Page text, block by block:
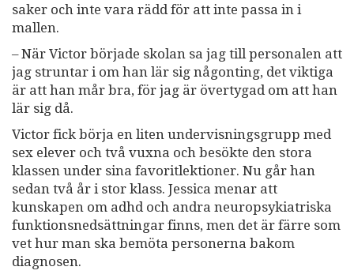
saker och inte vara rädd för att inte passa in i
mallen.
– När Victor började skolan sa jag till personalen att
jag struntar i om han lär sig någonting, det viktiga
är att han mår bra, för jag är övertygad om att han
lär sig då.
Victor fick börja en liten undervisningsgrupp med
sex elever och två vuxna och besökte den stora
klassen under sina favoritlektioner. Nu går han
sedan två år i stor klass. Jessica menar att
kunskapen om adhd och andra neuropsykiatriska
funktionsnedsättningar finns, men det är färre som
vet hur man ska bemöta personerna bakom
diagnosen.